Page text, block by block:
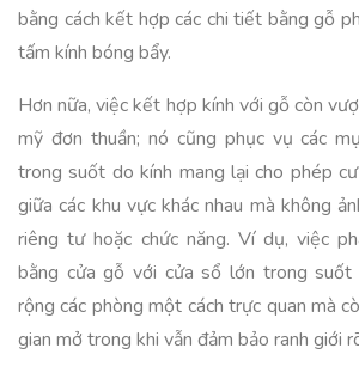
bằng cách kết hợp các chi tiết bằng gỗ
tấm kính bóng bẩy.
Hơn nữa, việc kết hợp kính với gỗ còn
mỹ đơn thuần; nó cũng phục vụ các
trong suốt do kính mang lại cho phép
giữa các khu vực khác nhau mà không
riêng tư hoặc chức năng. Ví dụ, việc
bằng cửa gỗ với cửa sổ lớn trong suốt
rộng các phòng một cách trực quan mà
gian mở trong khi vẫn đảm bảo ranh giới